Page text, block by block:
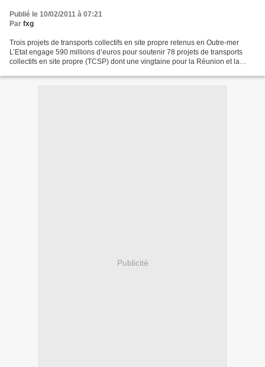
Publié le 10/02/2011 à 07:21
Par fxg
Trois projets de transports collectifs en site propre retenus en Outre-mer
L’Etat engage 590 millions d’euros pour soutenir 78 projets de transports
collectifs en site propre (TCSP) dont une vingtaine pour la Réunion et la
Publicité